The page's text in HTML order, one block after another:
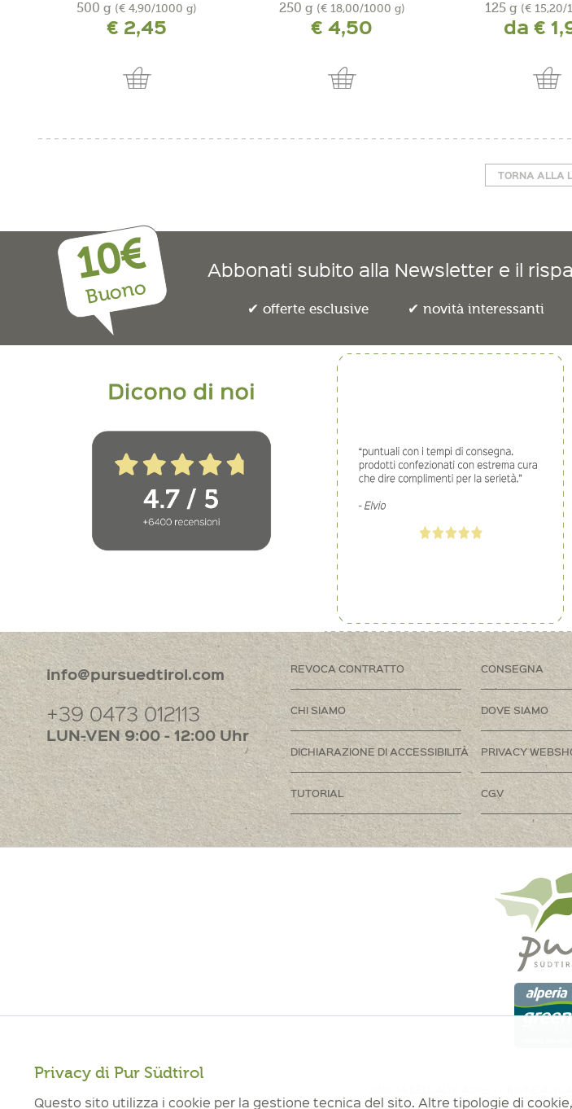
500 g (€ 4,90/1000 g)
incl. IVA più costi di spedizione
€ 2,45
250 g (€ 18,00/1000 g)
incl. IVA più costi di spedizione
€ 4,50
125 g (€ 15,20/
incl. IVA più costi di
da €
TORNA ALLA
10€
Buono
Abbonati subito alla Newsletter e il
offerte esclusive novità interessanti
info@pursuedtirol.com
+39 0473 012113
LUN-VEN 9:00 - 12:00 Uhr
REVOCA CONTRATTO CONSEGNA
CHI SIAMO DOVE SIAMO
DICHIARAZIONE DI ACCESSIBILITÀ PRIVACY
TUTORIAL CGV
Funzionali
Privacy di Pur Südtirol
Questo sito utilizza i cookie per la gestione tecnica del sito. Altre tipologie di